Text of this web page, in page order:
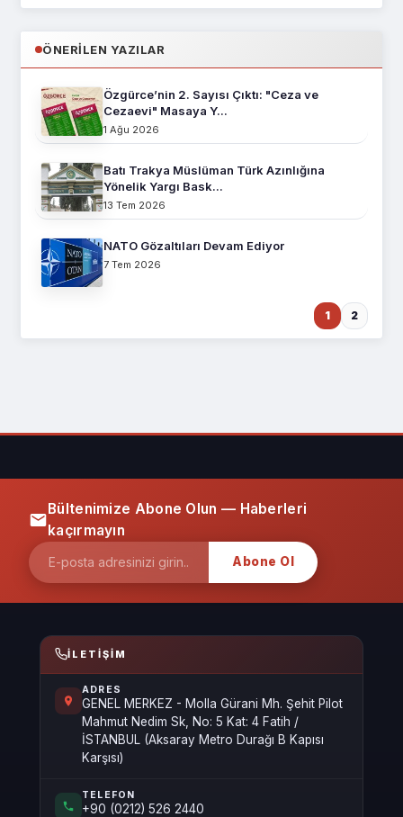
ÖNERILEN YAZILAR
Özgürce’nin 2. Sayısı Çıktı: "Ceza ve
Cezaevi" Masaya Y...
1 Ağu 2026
Batı Trakya Müslüman Türk Azınlığına
Yönelik Yargı Bask...
13 Tem 2026
NATO Gözaltıları Devam Ediyor
7 Tem 2026
1 2
Bültenimize Abone Olun — Haberleri
kaçırmayın
Abone Ol
İLETIŞIM
ADRES
GENEL MERKEZ - Molla Gürani Mh. Şehit Pilot
Mahmut Nedim Sk, No: 5 Kat: 4 Fatih /
İSTANBUL (Aksaray Metro Durağı B Kapısı
Karşısı)
TELEFON
+90 (0212) 526 2440